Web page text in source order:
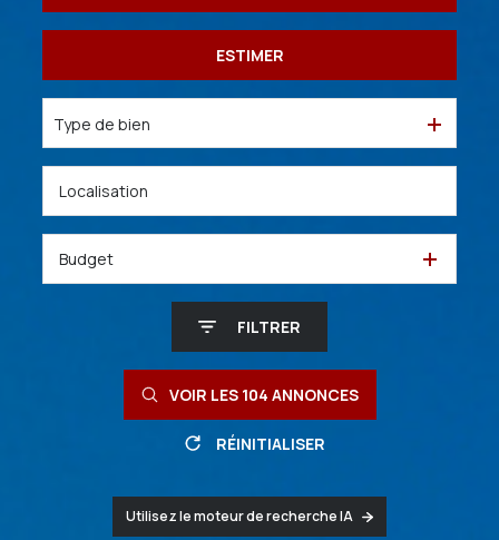
De l'immo pro
De l'immo pro
ESTIMER
Type de bien
Budget
FILTRER
VOIR LES 104 ANNONCES
RÉINITIALISER
Utilisez le moteur de recherche IA